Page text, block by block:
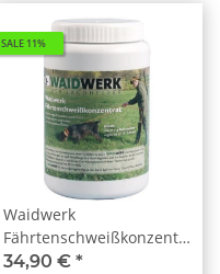
SALE 11%
Waidwerk
Fährtenschweißkonzentrat
450g
34,90 € *